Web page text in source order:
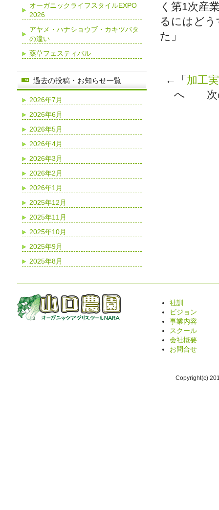
く第1次産
るにはど
た」
←「 加工
へ 次
オーガニックライフスタイルEXPO
2026
アヤメ・ハナショウブ・カキツバタ
の違い
薬草フェスティバル
過去の投稿・お知らせ一覧
2026年7月
2026年6月
2026年5月
2026年4月
2026年3月
2026年2月
2026年1月
2025年12月
2025年11月
2025年10月
2025年9月
2025年8月
社訓
ビジョン
事業内容
スクール
会社概要
お問合せ
Copyright(c)